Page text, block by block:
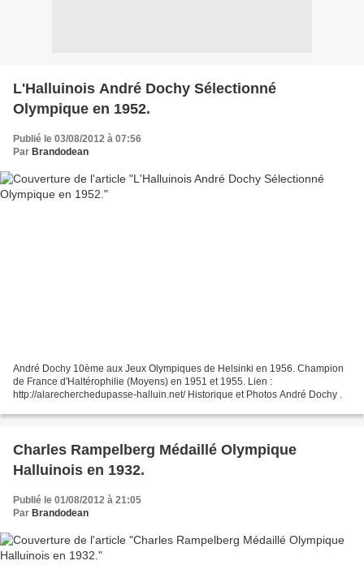
L'Halluinois André Dochy Sélectionné
Olympique en 1952.
Publié le 03/08/2012 à 07:56
Par Brandodean
André Dochy 10ème aux Jeux Olympiques de Helsinki en 1956. Champion
de France d'Haltérophilie (Moyens) en 1951 et 1955. Lien :
http://alarecherchedupasse-halluin.net/ Historique et Photos André Dochy .
Charles Rampelberg Médaillé Olympique
Halluinois en 1932.
Publié le 01/08/2012 à 21:05
Par Brandodean